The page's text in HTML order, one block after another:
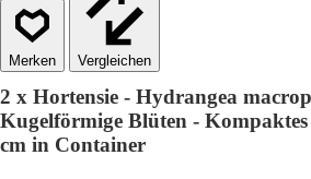
Vergleichen
2 x Hortensie - Hydrangea
Kugelförmige Blüten -
cm in Container